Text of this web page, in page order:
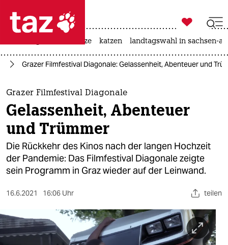
 taz zahl ich
taz zahl ich
themen
politik
öko
gesellschaft
berlin

taz zahl ich
hitze katzen landtagswahl in sachsen-
Grazer Filmfestival Diagonale: Gelassenheit, Abenteuer und
Grazer Filmfestival Diagonale
Gelassenheit, Abenteuer
und Trümmer
Die Rückkehr des Kinos nach der langen Hochzeit
der Pandemie: Das Filmfestival Diagonale zeigte
sein Programm in Graz wieder auf der Leinwand.
16.6.2021 16:06 Uhr teilen